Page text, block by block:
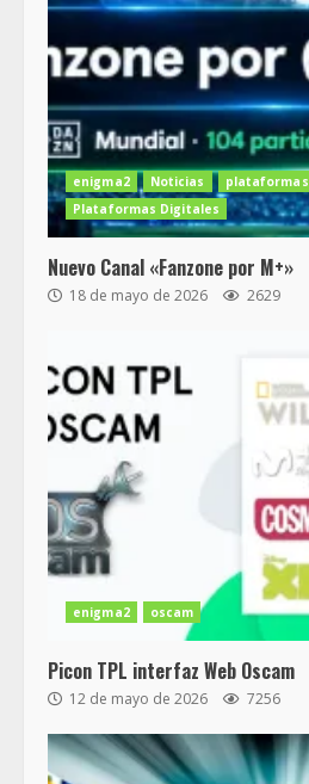
enigma2 Noticias
plataformas
Plataformas Digitales
Nuevo Canal «Fanzone por M+»
18 de mayo de 2026 2629
enigma2 oscam
Picon TPL interfaz Web Oscam
12 de mayo de 2026 7256